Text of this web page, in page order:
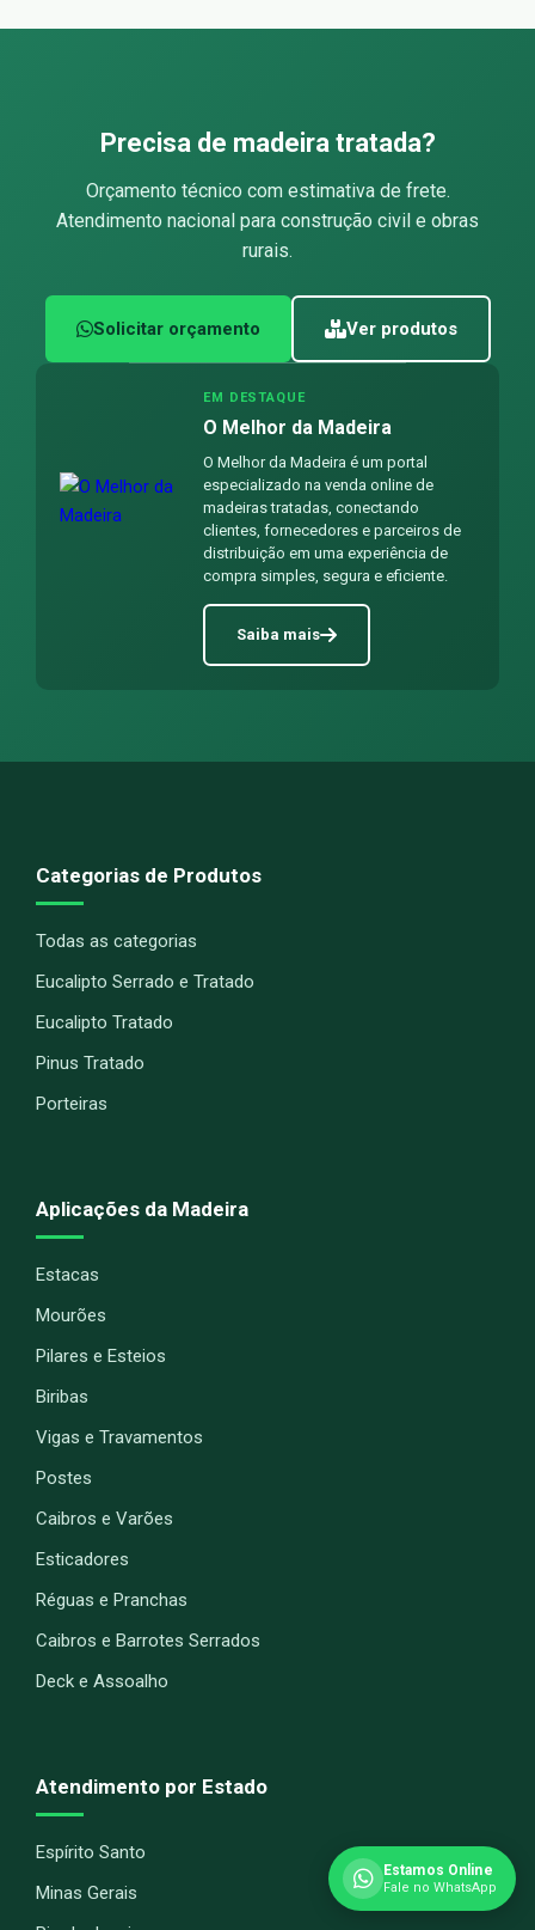
Precisa de madeira tratada?
Orçamento técnico com estimativa de frete.
Atendimento nacional para construção civil e obras
rurais.
Solicitar orçamento Ver produtos
EM DESTAQUE
O Melhor da Madeira
O Melhor da Madeira é um portal
especializado na venda online de
madeiras tratadas, conectando
clientes, fornecedores e parceiros de
distribuição em uma experiência de
compra simples, segura e eficiente.
Saiba mais
Categorias de Produtos
Todas as categorias
Eucalipto Serrado e Tratado
Eucalipto Tratado
Pinus Tratado
Porteiras
Aplicações da Madeira
Estacas
Mourões
Pilares e Esteios
Biribas
Vigas e Travamentos
Postes
Caibros e Varões
Esticadores
Réguas e Pranchas
Caibros e Barrotes Serrados
Deck e Assoalho
Atendimento por Estado
Espírito Santo
Minas Gerais
Estamos Online
Fale no WhatsApp